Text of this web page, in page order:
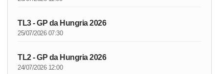
TL3 - GP da Hungria 2026
25/07/2026 07:30
TL2 - GP da Hungria 2026
24/07/2026 12:00